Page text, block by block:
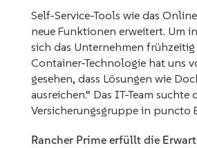
Self-Service-Tools wie das
neue Funktionen erweitert. Um
sich das Unternehmen
Container-Technologie hat uns
gesehen, dass Lösungen wie
ausreichen.“ Das IT-Team
Versicherungsgruppe in puncto
Rancher Prime erfüllt die